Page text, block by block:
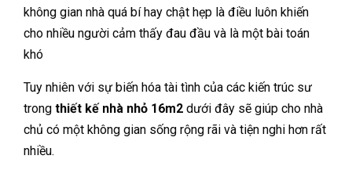
không gian nhà quá bí hay chật hẹp là điều luôn khiến
cho nhiều người cảm thấy đau đầu và là một bài toán
khó
Tuy nhiên với sự biến hóa tài tình của các kiến trúc sư
trong thiết kế nhà nhỏ 16m2 dưới đây sẽ giúp cho nhà
chủ có một không gian sống rộng rãi và tiện nghi hơn rất
nhiều.